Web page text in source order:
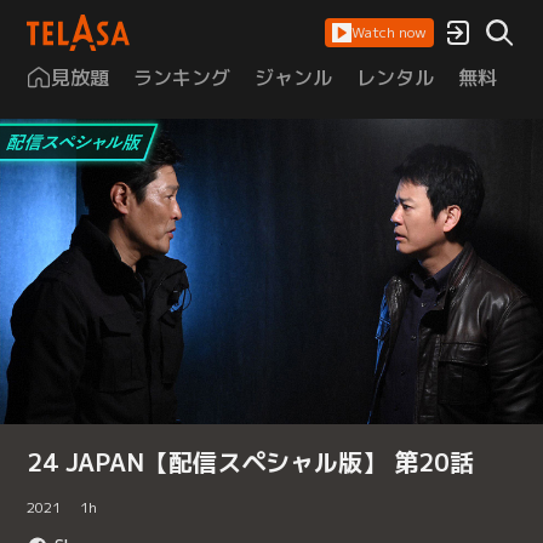
Watch now
見放題 ランキング ジャンル レンタル 無料
24 JAPAN【配信スペシャル版】 第20話
2021 1h